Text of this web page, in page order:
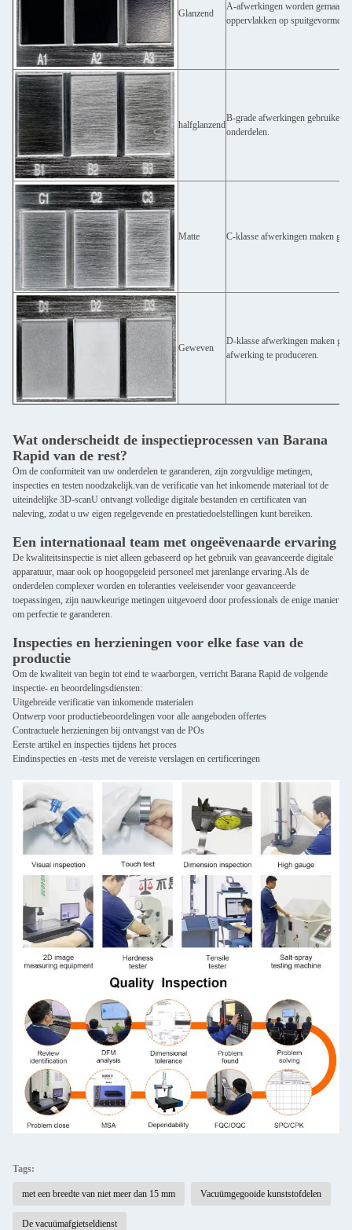
Glanzend
A-afwerkingen worden gemaakt
oppervlakken op spuitgevormde
halfglanzend
B-grade afwerkingen gebruiken
onderdelen.
Matte C-klasse afwerkingen maken
Geweven
D-klasse afwerkingen maken
afwerking te produceren.
Wat onderscheidt de inspectieprocessen van Barana
Rapid van de rest?
Om de conformiteit van uw onderdelen te garanderen, zijn zorgvuldige metingen,
inspecties en testen noodzakelijk.van de verificatie van het inkomende materiaal tot de
uiteindelijke 3D-scanU ontvangt volledige digitale bestanden en certificaten van
naleving, zodat u uw eigen regelgevende en prestatiedoelstellingen kunt bereiken.
Een internationaal team met ongeëvenaarde ervaring
De kwaliteitsinspectie is niet alleen gebaseerd op het gebruik van geavanceerde digitale
apparatuur, maar ook op hoogopgeleid personeel met jarenlange ervaring.Als de
onderdelen complexer worden en toleranties veeleisender voor geavanceerde
toepassingen, zijn nauwkeurige metingen uitgevoerd door professionals de enige manier
om perfectie te garanderen.
Inspecties en herzieningen voor elke fase van de
productie
Om de kwaliteit van begin tot eind te waarborgen, verricht Barana Rapid de volgende
inspectie- en beoordelingsdiensten:
Uitgebreide verificatie van inkomende materialen
Ontwerp voor productiebeoordelingen voor alle aangeboden offertes
Contractuele herzieningen bij ontvangst van de POs
Eerste artikel en inspecties tijdens het proces
Eindinspecties en -tests met de vereiste verslagen en certificeringen
Tags:
met een breedte van niet meer dan 15 mm Vacuümgegooide kunststofdelen
De vacuümafgietseldienst